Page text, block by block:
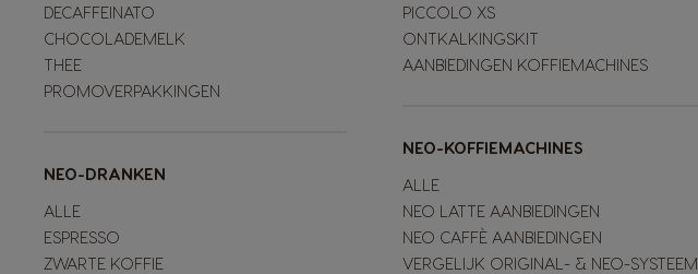
DECAFFEINATO
CHOCOLADEMELK
THEE
PROMOVERPAKKINGEN
NEO-DRANKEN
ALLE
ESPRESSO
ZWARTE KOFFIE
PICCOLO XS
ONTKALKINGSKIT
AANBIEDINGEN KOFFIEMACHINES
NEO-KOFFIEMACHINES
ALLE
NEO LATTE AANBIEDINGEN
NEO CAFFÈ AANBIEDINGEN
VERGELIJK ORIGINAL- & NEO-SYSTEEM